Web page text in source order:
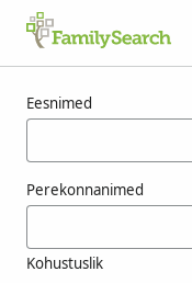
Eesnimed
Perekonnanimed
Kohustuslik